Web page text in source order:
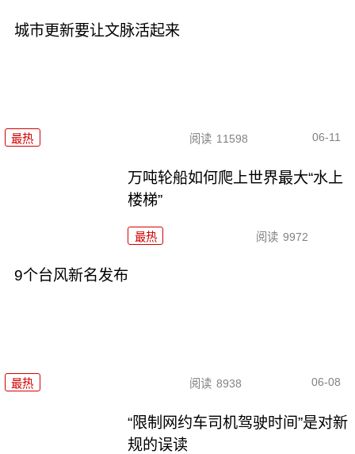
城市更新要让文脉活起来
最热 阅读 11598 06-11
万吨轮船如何爬上世界最大“水上
楼梯”
最热 阅读 9972
9个台风新名发布
最热 阅读 8938 06-08
“限制网约车司机驾驶时间”是对新
规的误读